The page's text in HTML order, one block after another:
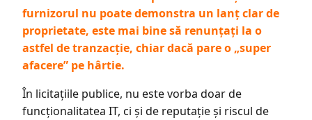
furnizorul nu poate demonstra un lanț clar de
proprietate, este mai bine să renunțați la o
astfel de tranzacție, chiar dacă pare o „super
afacere” pe hârtie.
În licitațiile publice, nu este vorba doar de
funcționalitatea IT, ci și de reputație și riscul de